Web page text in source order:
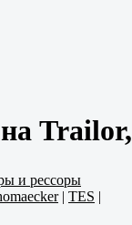
и рессоры
| TES |